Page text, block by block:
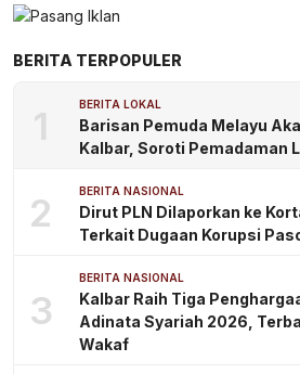
BERITA TERPOPULER
1 BERITA LOKAL
Barisan Pemuda Melayu
Kalbar, Soroti Pemadaman
2 BERITA NASIONAL
Dirut PLN Dilaporkan ke
Terkait Dugaan Korupsi
3
BERITA NASIONAL
Kalbar Raih Tiga
Adinata Syariah 2026,
Wakaf